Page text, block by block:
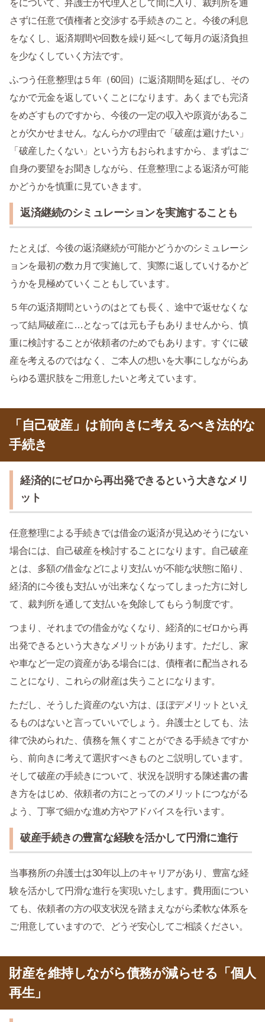
をについて、弁護士が代理人として間に入り、裁判所を通
さずに任意で債権者と交渉する手続きのこと。今後の利息
をなくし、返済期間や回数を繰り延べして毎月の返済負担
を少なくしていく方法です。
ふつう任意整理は５年（60回）に返済期間を延ばし、その
なかで元金を返していくことになります。あくまでも完済
をめざすものですから、今後の一定の収入や原資があるこ
とが欠かせません。なんらかの理由で「破産は避けたい」
「破産したくない」という方もおられますから、まずはご
自身の要望をお聞きしながら、任意整理による返済が可能
かどうかを慎重に見ていきます。
返済継続のシミュレーションを実施することも
たとえば、今後の返済継続が可能かどうかのシミュレーシ
ョンを最初の数カ月で実施して、実際に返していけるかど
うかを見極めていくこともしています。
５年の返済期間というのはとても長く、途中で返せなくな
って結局破産に…となっては元も子もありませんから、慎
重に検討することが依頼者のためでもあります。すぐに破
産を考えるのではなく、ご本人の想いを大事にしながらあ
らゆる選択肢をご用意したいと考えています。
「自己破産」は前向きに考えるべき法的な
手続き
経済的にゼロから再出発できるという大きなメリ
ット
任意整理による手続きでは借金の返済が見込めそうにない
場合には、自己破産を検討することになります。自己破産
とは、多額の借金などにより支払いが不能な状態に陥り、
経済的に今後も支払いが出来なくなってしまった方に対し
て、裁判所を通して支払いを免除してもらう制度です。
つまり、それまでの借金がなくなり、経済的にゼロから再
出発できるという大きなメリットがあります。ただし、家
や車など一定の資産がある場合には、債権者に配当される
ことになり、これらの財産は失うことになります。
ただし、そうした資産のない方は、ほぼデメリットといえ
るものはないと言っていいでしょう。弁護士としても、法
律で決められた、債務を無くすことができる手続きですか
ら、前向きに考えて選択すべきものとご説明しています。
そして破産の手続きについて、状況を説明する陳述書の書
き方をはじめ、依頼者の方にとってのメリットにつながる
よう、丁寧で細かな進め方やアドバイスを行います。
破産手続きの豊富な経験を活かして円滑に進行
当事務所の弁護士は30年以上のキャリアがあり、豊富な経
験を活かして円滑な進行を実現いたします。費用面につい
ても、依頼者の方の収支状況を踏まえながら柔軟な体系を
ご用意していますので、どうぞ安心してご相談ください。
財産を維持しながら債務が減らせる「個人
再生」